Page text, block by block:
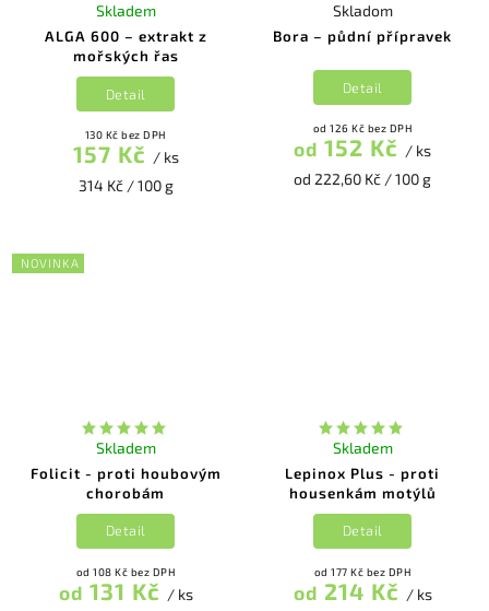
ALGA 600 – extrakt z
mořských řas
Skladem
130 Kč bez DPH
157 Kč / ks
314 Kč / 100 g
Detail
Bora – půdní přípravek
Skladom
od 126 Kč bez DPH
od 152 Kč / ks
od 222,60 Kč / 100 g
Detail
NOVINKA
Folicit - proti houbovým
chorobám
Skladem
od 108 Kč bez DPH
od 131 Kč / ks
Detail
Lepinox Plus - proti
housenkám motýlů
Skladem
od 177 Kč bez DPH
od 214 Kč / ks
Detail